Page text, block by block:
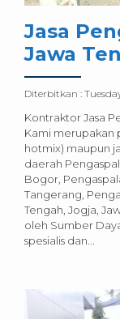
Jasa
Jawa
Diterbitkan :
Kontraktor Jasa
Kami merupakan
hotmix) maupun
daerah
Bogor,
Tangerang,
Tengah, Jogja,
oleh Sumber
spesialis dan...